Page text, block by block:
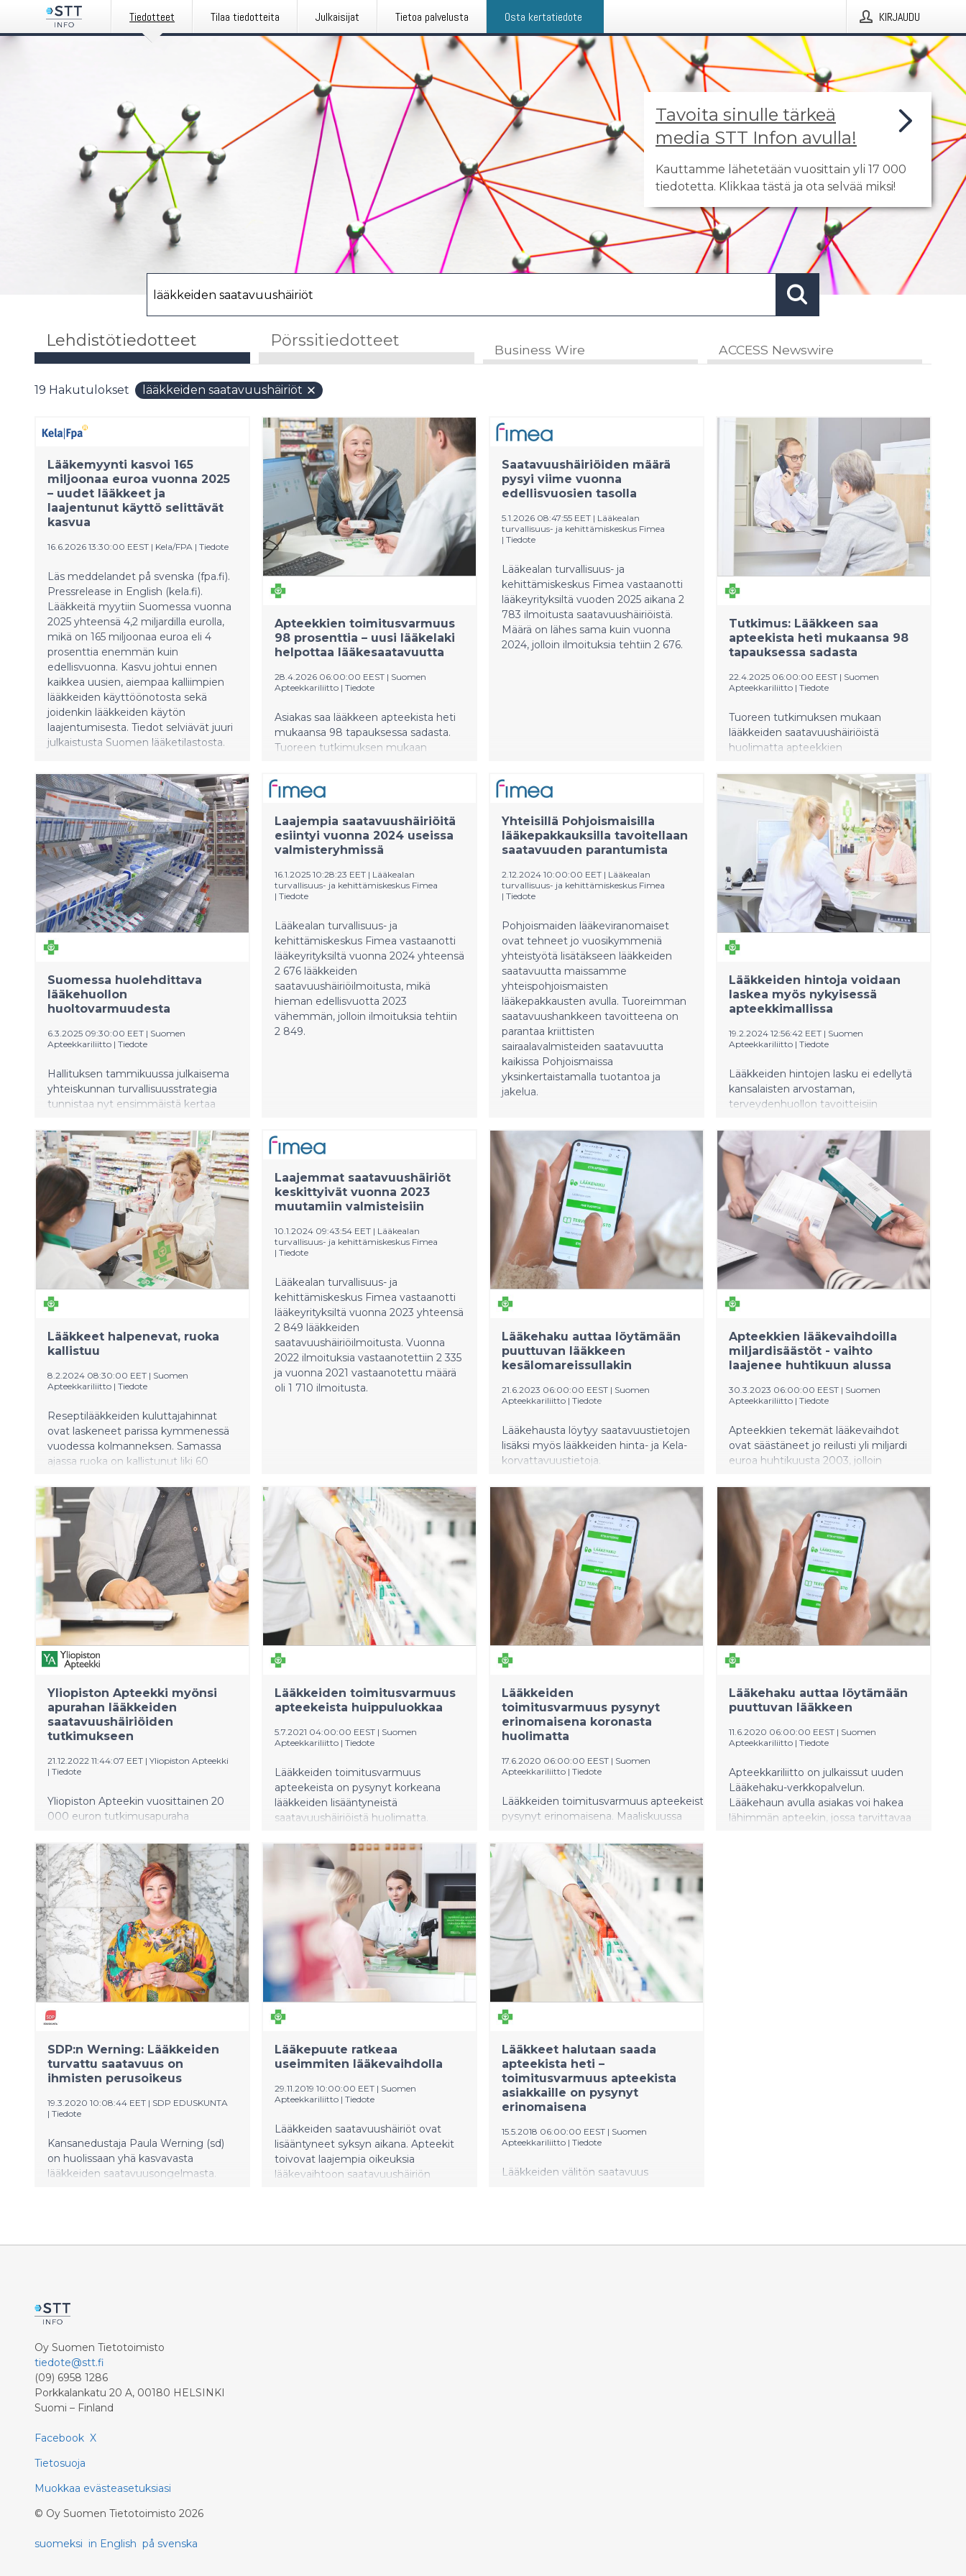
Tiedotteet Tilaa tiedotteita Julkaisijat Tietoa palvelusta Osta kertatiedote KIRJAUDU
Tavoita sinulle tärkeä
media STT Infon avulla!
Kauttamme lähetetään vuosittain yli 17 000
tiedotetta. Klikkaa tästä ja ota selvää miksi!
Lehdistötiedotteet Pörssitiedotteet Business Wire ACCESS Newswire
19 Hakutulokset lääkkeiden saatavuushäiriöt
Lääkemyynti kasvoi 165
miljoonaa euroa vuonna 2025
– uudet lääkkeet ja
laajentunut käyttö selittävät
kasvua
16.6.2026 13:30:00 EEST | Kela/FPA | Tiedote
Läs meddelandet på svenska (fpa.fi).
Pressrelease in English (kela.fi).
Lääkkeitä myytiin Suomessa vuonna
2025 yhteensä 4,2 miljardilla eurolla,
mikä on 165 miljoonaa euroa eli 4
prosenttia enemmän kuin
edellisvuonna. Kasvu johtui ennen
kaikkea uusien, aiempaa kalliimpien
lääkkeiden käyttöönotosta sekä
joidenkin lääkkeiden käytön
laajentumisesta. Tiedot selviävät juuri
julkaistusta Suomen lääketilastosta.
Apteekkien toimitusvarmuus
98 prosenttia – uusi lääkelaki
helpottaa lääkesaatavuutta
28.4.2026 06:00:00 EEST | Suomen
Apteekkariliitto | Tiedote
Asiakas saa lääkkeen apteekista heti
mukaansa 98 tapauksessa sadasta.
Tuoreen tutkimuksen mukaan
lääkepuutostilanteen noin joka
kymmenennessä tapauksessa. Uutta
saatavuushäiriöt olivat vasta toiseksi
yleisin syy sille, että lääkkeiden
toimittaminen ei onnistunut saman
Saatavuushäiriöiden määrä
pysyi viime vuonna
edellisvuosien tasolla
5.1.2026 08:47:55 EET | Lääkealan
turvallisuus- ja kehittämiskeskus Fimea
| Tiedote
Lääkealan turvallisuus- ja
kehittämiskeskus Fimea vastaanotti
lääkeyrityksiltä vuoden 2025 aikana 2
783 ilmoitusta saatavuushäiriöistä.
Määrä on lähes sama kuin vuonna
2024, jolloin ilmoituksia tehtiin 2 676.
Tutkimus: Lääkkeen saa
apteekista heti mukaansa 98
tapauksessa sadasta
22.4.2025 06:00:00 EEST | Suomen
Apteekkariliitto | Tiedote
Tuoreen tutkimuksen mukaan
lääkkeiden saatavuushäiriöistä
huolimatta apteekkien
säilynyt erinomaisella tasolla. Apteekit
käyttävät viikoittain yli neljä tuntia
saatavuushäiriötilanteiden
selvittämiseen.
Suomessa huolehdittava
lääkehuollon
huoltovarmuudesta
6.3.2025 09:30:00 EET | Suomen
Apteekkariliitto | Tiedote
Hallituksen tammikuussa julkaisema
yhteiskunnan turvallisuusstrategia
tunnistaa nyt ensimmäistä kertaa
Suomen kokonaisturvallisuutta.
Laajempia saatavuushäiriöitä
esiintyi vuonna 2024 useissa
valmisteryhmissä
16.1.2025 10:28:23 EET | Lääkealan
turvallisuus- ja kehittämiskeskus Fimea
| Tiedote
Lääkealan turvallisuus- ja
kehittämiskeskus Fimea vastaanotti
lääkeyrityksiltä vuonna 2024 yhteensä
2 676 lääkkeiden
saatavuushäiriöilmoitusta, mikä
hieman edellisvuotta 2023
vähemmän, jolloin ilmoituksia tehtiin
2 849.
Yhteisillä Pohjoismaisilla
lääkepakkauksilla tavoitellaan
saatavuuden parantumista
2.12.2024 10:00:00 EET | Lääkealan
turvallisuus- ja kehittämiskeskus Fimea
| Tiedote
Pohjoismaiden lääkeviranomaiset
ovat tehneet jo vuosikymmeniä
yhteistyötä lisätäkseen lääkkeiden
saatavuutta maissamme
yhteispohjoismaisten
lääkepakkausten avulla. Tuoreimman
saatavuushankkeen tavoitteena on
parantaa kriittisten
sairaalavalmisteiden saatavuutta
kaikissa Pohjoismaissa
yksinkertaistamalla tuotantoa ja
jakelua.
Lääkkeiden hintoja voidaan
laskea myös nykyisessä
apteekkimallissa
19.2.2024 12:56:42 EET | Suomen
Apteekkariliitto | Tiedote
Lääkkeiden hintojen lasku ei edellytä
kansalaisten arvostaman,
terveydenhuollon tavoitteisiin
purkamista. Hintoja voidaan laskea
antamalla apteekeille mahdollisuus
kilpailuttaa lääkehankintansa Ruotsin
tapaan ja uudistamalla lääkkeiden
verotusta.
Lääkkeet halpenevat, ruoka
kallistuu
8.2.2024 08:30:00 EET | Suomen
Apteekkariliitto | Tiedote
Reseptilääkkeiden kuluttajahinnat
ovat laskeneet parissa kymmenessä
vuodessa kolmanneksen. Samassa
ajassa ruoka on kallistunut liki 60
kuluttajahintaindeksistä.
Laajemmat saatavuushäiriöt
keskittyivät vuonna 2023
muutamiin valmisteisiin
10.1.2024 09:43:54 EET | Lääkealan
turvallisuus- ja kehittämiskeskus Fimea
| Tiedote
Lääkealan turvallisuus- ja
kehittämiskeskus Fimea vastaanotti
lääkeyrityksiltä vuonna 2023 yhteensä
2 849 lääkkeiden
saatavuushäiriöilmoitusta. Vuonna
2022 ilmoituksia vastaanotettiin 2 335
ja vuonna 2021 vastaanotettu määrä
oli 1 710 ilmoitusta.
Lääkehaku auttaa löytämään
puuttuvan lääkkeen
kesälomareissullakin
21.6.2023 06:00:00 EEST | Suomen
Apteekkariliitto | Tiedote
Lääkehausta löytyy saatavuustietojen
lisäksi myös lääkkeiden hinta- ja Kela-
korvattavuustietoja.
Apteekkien lääkevaihdoilla
miljardisäästöt - vaihto
laajenee huhtikuun alussa
30.3.2023 06:00:00 EEST | Suomen
Apteekkariliitto | Tiedote
Apteekkien tekemät lääkevaihdot
ovat säästäneet jo reilusti yli miljardi
euroa huhtikuusta 2003, jolloin
alkoi.
Yliopiston Apteekki myönsi
apurahan lääkkeiden
saatavuushäiriöiden
tutkimukseen
21.12.2022 11:44:07 EET | Yliopiston Apteekki
| Tiedote
Yliopiston Apteekin vuosittainen 20
000 euron tutkimusapuraha
väitöstutkimusta tekevälle proviisori
Reko Ravelalle.
Lääkkeiden toimitusvarmuus
apteekeista huippuluokkaa
5.7.2021 04:00:00 EEST | Suomen
Apteekkariliitto | Tiedote
Lääkkeiden toimitusvarmuus
apteekeista on pysynyt korkeana
lääkkeiden lisääntyneistä
saatavuushäiriöistä huolimatta.
Lääkkeiden
toimitusvarmuus pysynyt
erinomaisena koronasta
huolimatta
17.6.2020 06:00:00 EEST | Suomen
Apteekkariliitto | Tiedote
Lääkkeiden toimitusvarmuus apteekeista on
pysynyt erinomaisena. Maaliskuussa
prosenttiin resepteistä lääke kyettiin
toimittamaan apteekista saman tien.
Lääkehaku auttaa löytämään
puuttuvan lääkkeen
11.6.2020 06:00:00 EEST | Suomen
Apteekkariliitto | Tiedote
Apteekkariliitto on julkaissut uuden
Lääkehaku-verkkopalvelun.
Lääkehaun avulla asiakas voi hakea
lähimmän apteekin, jossa tarvittavaa
SDP:n Werning: Lääkkeiden
turvattu saatavuus on
ihmisten perusoikeus
19.3.2020 10:08:44 EET | SDP EDUSKUNTA
| Tiedote
Kansanedustaja Paula Werning (sd)
on huolissaan yhä kasvavasta
lääkkeiden saatavuusongelmasta.
tarkoituksenmukainen ja
saatavuusongelma on uhkaavasti
kasvanut. Esimerkiksi Fimean
n. 20 kertaa enemmän
häiriöilmoituksia kuin v. 2010, Werning
sanoo. Saatavuushäiriöt ovat tällä
hetkellä maailmanlaajuinen ongelma.
Syitä lääkkeiden loppumiseen on
tuotannossa. - Häiriöiden syynä on se,
että lääkkeiden valmistusprosessi on
aine valmistetaan yhdessä maassa ja
lisäksi lääke vielä pakataan jossain
muussa maassa. Jos tuotantoketju
katkeaa joissain maassa, sen
Lääkepuute ratkeaa
useimmiten lääkevaihdolla
29.11.2019 10:00:00 EET | Suomen
Apteekkariliitto | Tiedote
Lääkkeiden saatavuushäiriöt ovat
lisääntyneet syksyn aikana. Apteekit
toivovat laajempia oikeuksia
lääkevaihtoon saatavuushäiriön
Lääkkeet halutaan saada
apteekista heti –
toimitusvarmuus apteekista
asiakkaille on pysynyt
erinomaisena
15.5.2018 06:00:00 EEST | Suomen
Apteekkariliitto | Tiedote
Lääkkeiden välitön saatavuus
Oy Suomen Tietotoimisto
tiedote@stt.fi
(09) 6958 1286
Porkkalankatu 20 A, 00180 HELSINKI
Suomi – Finland
Facebook X
Tietosuoja
Muokkaa evästeasetuksiasi
© Oy Suomen Tietotoimisto 2026
suomeksi in English på svenska